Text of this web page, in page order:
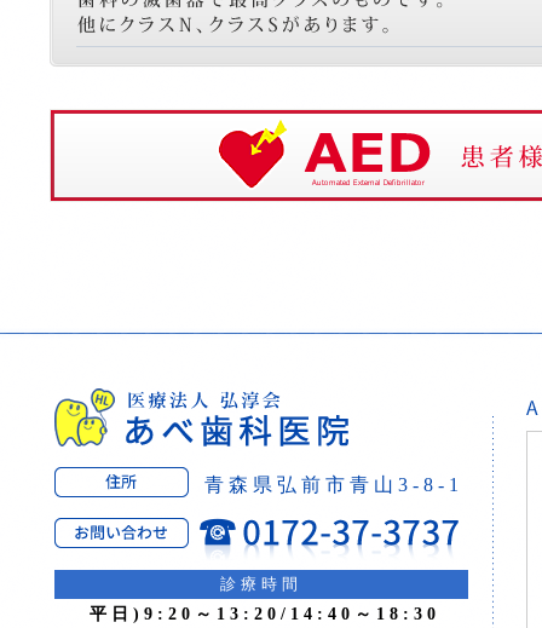
青森県弘前市青山3-8-1
診療時間
平日)9:20～13:20/14:40～18:30